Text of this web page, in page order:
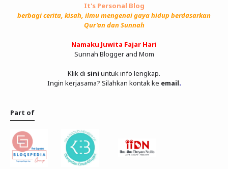
It's Personal Blog
berbagi cerita, kisah, ilmu mengenai gaya hidup berdasarkan
Qur'an dan Sunnah
Namaku Juwita Fajar Hari
Sunnah Blogger and Mom
Klik di sini untuk info lengkap.
Ingin kerjasama? Silahkan kontak ke email.
Part of